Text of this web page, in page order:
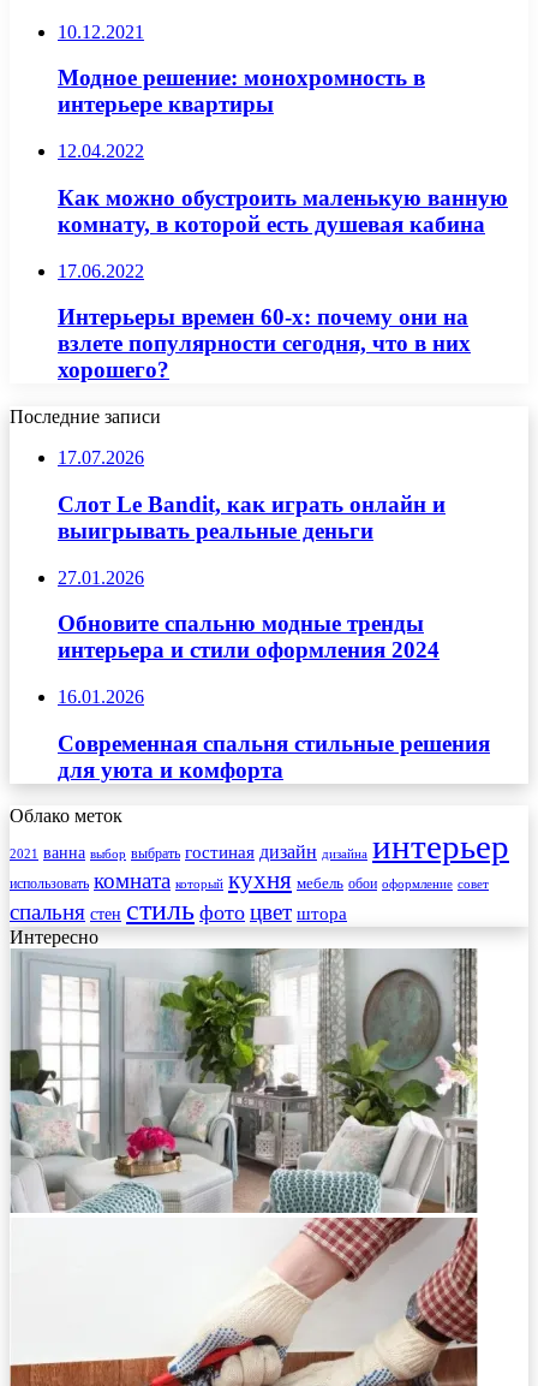
10.12.2021
Модное решение: монохромность в
интерьере квартиры
12.04.2022
Как можно обустроить маленькую ванную
комнату, в которой есть душевая кабина
17.06.2022
Интерьеры времен 60-х: почему они на
взлете популярности сегодня, что в них
хорошего?
Последние записи
17.07.2026
Слот Le Bandit, как играть онлайн и
выигрывать реальные деньги
27.01.2026
Обновите спальню модные тренды
интерьера и стили оформления 2024
16.01.2026
Современная спальня стильные решения
для уюта и комфорта
Облако меток
2021 ванна выбор выбрать гостиная дизайн дизайна интерьер
использовать комната который кухня мебель обои оформление совет
спальня стен стиль фото цвет штора
Интересно